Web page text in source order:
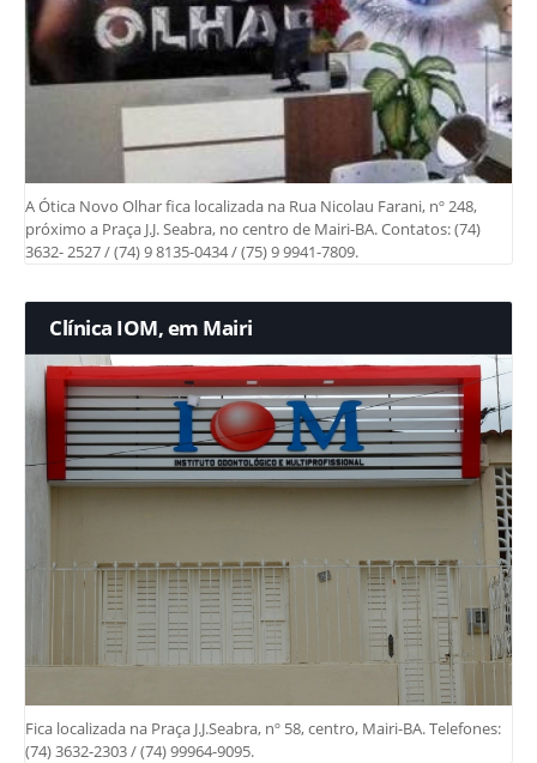
A Ótica Novo Olhar fica localizada na Rua Nicolau Farani, nº 248,
próximo a Praça J.J. Seabra, no centro de Mairi-BA. Contatos: (74)
3632- 2527 / (74) 9 8135-0434 / (75) 9 9941-7809.
Clínica IOM, em Mairi
Fica localizada na Praça J.J.Seabra, nº 58, centro, Mairi-BA. Telefones:
(74) 3632-2303 / (74) 99964-9095.